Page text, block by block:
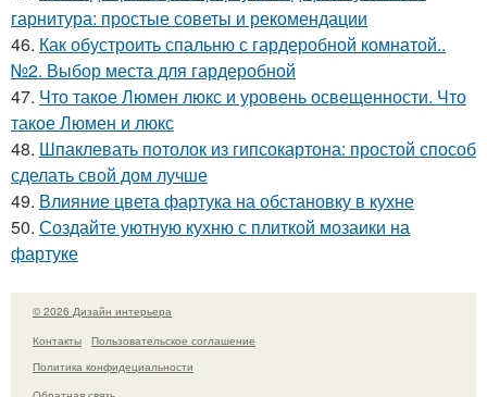
гарнитура: простые советы и рекомендации
46. Как обустроить спальню с гардеробной комнатой..
№2. Выбор места для гардеробной
47. Что такое Люмен люкс и уровень освещенности. Что
такое Люмен и люкс
48. Шпаклевать потолок из гипсокартона: простой способ
сделать свой дом лучше
49. Влияние цвета фартука на обстановку в кухне
50. Создайте уютную кухню с плиткой мозаики на
фартуке
© 2026 Дизайн интерьера
Контакты
Пользовательское соглашение
Политика конфидециальности